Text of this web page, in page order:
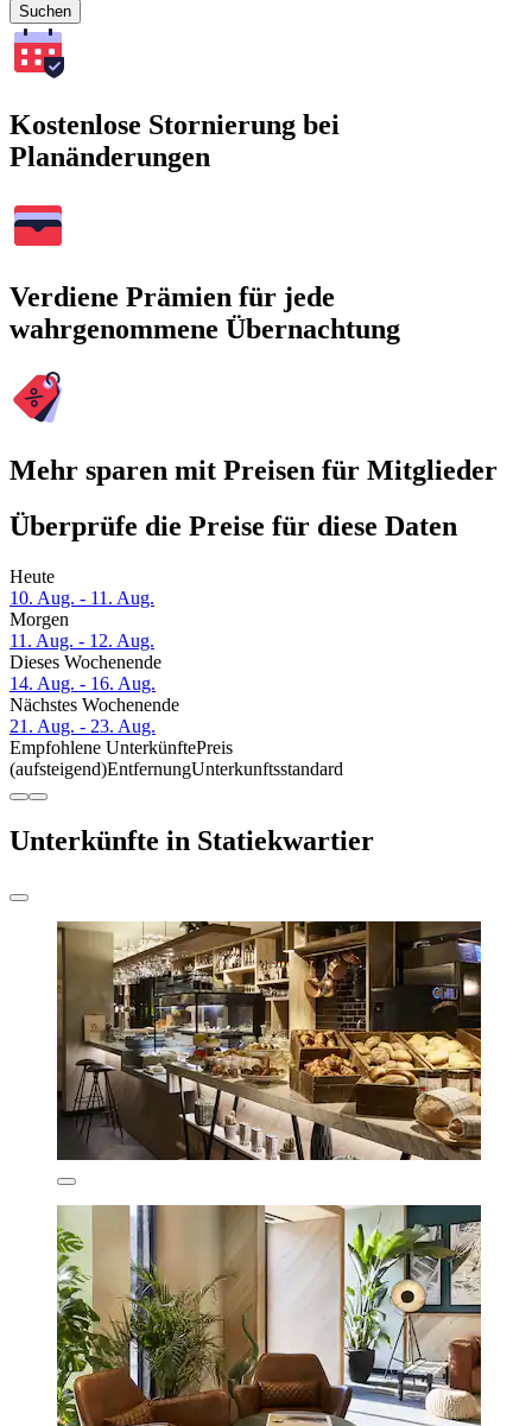
Suchen
Kostenlose Stornierung bei
Planänderungen
Verdiene Prämien für jede
wahrgenommene Übernachtung
Mehr sparen mit Preisen für Mitglieder
Überprüfe die Preise für diese Daten
Heute
10. Aug. - 11. Aug.
Morgen
11. Aug. - 12. Aug.
Dieses Wochenende
14. Aug. - 16. Aug.
Nächstes Wochenende
21. Aug. - 23. Aug.
Empfohlene UnterkünftePreis
(aufsteigend)EntfernungUnterkunftsstandard
Unterkünfte in Statiekwartier